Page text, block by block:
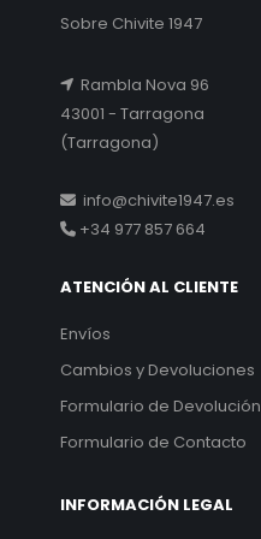
Sobre Chivite 1947
Rambla Nova 96
43001 - Tarragona
(Tarragona)
info@chivite1947.es
+34 977 857 664
ATENCIÓN AL CLIENTE
Envíos
Cambios y Devoluciones
Formulario de Devolución
Formulario de Contacto
INFORMACIÓN LEGAL